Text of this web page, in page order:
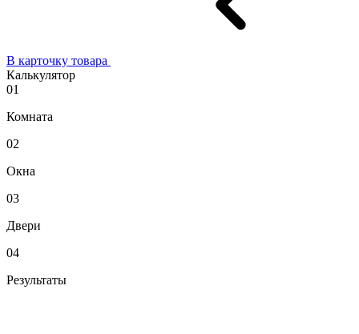
В карточку товара
Калькулятор
01
Комната
02
Окна
03
Двери
04
Результаты